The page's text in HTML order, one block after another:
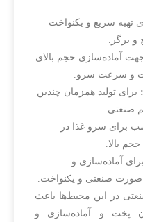
تهیه سریع و یکنواخت
و برگر.
آماده‌سازی حجم بالای
و سرعت سرو.
برای تولید همزمان چندین
صنعتی.
برای سرو غذا در
بالا.
برای آماده‌سازی و
صورت صنعتی و یکنواخت.
در این محیط‌ها باعث
پخت و آماده‌سازی و